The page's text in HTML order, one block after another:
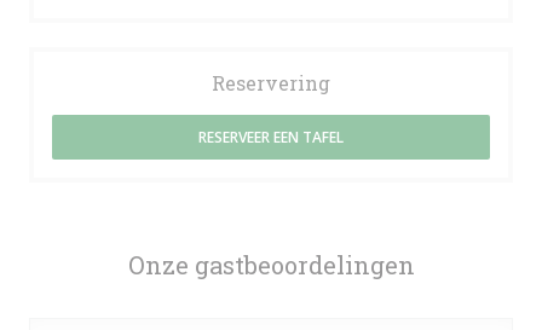
Onze gastbeoordelingen
Reservering
RESERVEER EEN TAFEL